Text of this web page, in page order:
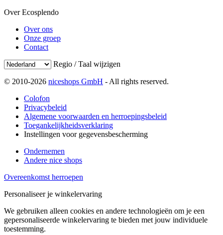
Over Ecosplendo
Over ons
Onze groep
Contact
Regio / Taal wijzigen
© 2010-2026 niceshops GmbH - All rights reserved.
Colofon
Privacybeleid
Algemene voorwaarden en herroepingsbeleid
Toegankelijkheidsverklaring
Instellingen voor gegevensbescherming
Ondernemen
Andere nice shops
Overeenkomst herroepen
Personaliseer je winkelervaring
We gebruiken alleen cookies en andere technologieën om je een
gepersonaliseerde winkelervaring te bieden met jouw individuele
toestemming.